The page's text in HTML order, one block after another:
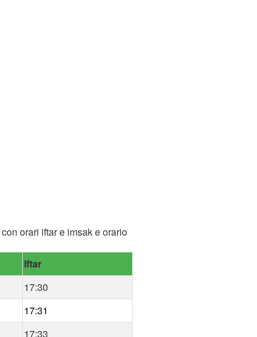
con orari iftar e imsak e orario
Iftar
17:30
17:31
17:33